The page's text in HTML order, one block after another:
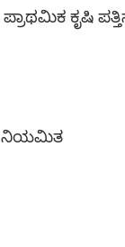
ಕೃಷಿ
ನಿಯಮಿತ